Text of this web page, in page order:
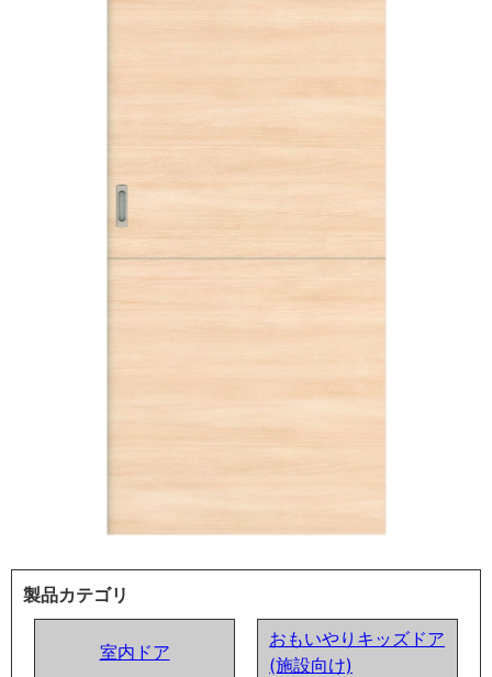
製品カテゴリ
室内ドア
おもいやりキッズドア
(施設向け)